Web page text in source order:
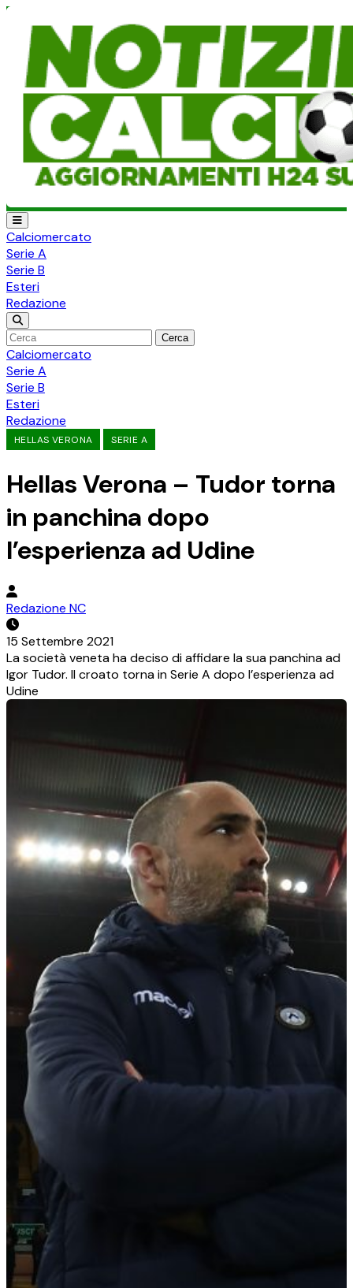
Calciomercato
Serie A
Serie B
Esteri
Redazione
Cerca
Calciomercato
Serie A
Serie B
Esteri
Redazione
HELLAS VERONA SERIE A
Hellas Verona – Tudor torna
in panchina dopo
l’esperienza ad Udine
Redazione NC
15 Settembre 2021
La società veneta ha deciso di affidare la sua panchina ad
Igor Tudor. Il croato torna in Serie A dopo l’esperienza ad
Udine